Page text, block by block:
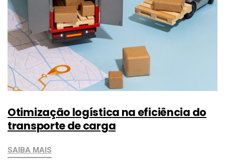
Otimização logística na eficiência do
transporte de carga
SAIBA MAIS